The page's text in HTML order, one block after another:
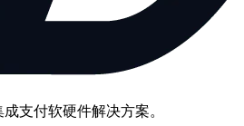
支付软硬件解决方案。